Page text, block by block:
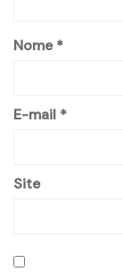
Nome*
E-mail *
Site